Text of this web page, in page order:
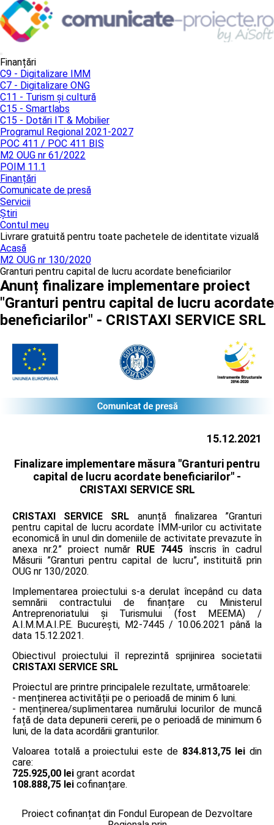
Finanțări
C9 - Digitalizare IMM
C7 - Digitalizare ONG
C11 - Turism și cultură
C15 - Smartlabs
C15 - Dotări IT & Mobilier
Programul Regional 2021-2027
POC 411 / POC 411 BIS
M2 OUG nr 61/2022
POIM 11.1
Finanțări
Comunicate de presă
Servicii
Știri
Contul meu
Livrare gratuită pentru toate pachetele de identitate vizuală
Acasă
M2 OUG nr 130/2020
Granturi pentru capital de lucru acordate beneficiarilor
Anunț finalizare implementare proiect
"Granturi pentru capital de lucru acordate
beneficiarilor" - CRISTAXI SERVICE SRL
15.12.2021
Finalizare implementare măsura "Granturi pentru
capital de lucru acordate beneficiarilor" -
CRISTAXI SERVICE SRL
CRISTAXI SERVICE SRL anunță finalizarea ”Granturi
pentru capital de lucru acordate IMM-urilor cu activitate
economică în unul din domeniile de activitate prevazute în
anexa nr.2” proiect număr RUE 7445înscris în cadrul
Măsurii ”Granturi pentru capital de lucru”, instituită prin
OUG nr 130/2020.
Implementarea proiectului s-a derulat începând cu data
semnării contractului de finanțare cu Ministerul
Antreprenoriatului și Turismului (fost MEEMA) /
A.I.M.M.A.I.P.E. București, M2-7445 / 10.06.2021 până la
data 15.12.2021.
Obiectivul proiectului îl reprezintă sprijinirea societatii
CRISTAXI SERVICE SRL
Proiectul are printre principalele rezultate, următoarele:
- menținerea activității pe o perioadă de minim 6 luni.
- menținerea/suplimentarea numărului locurilor de muncă
față de data depunerii cererii, pe o perioadă de minimum 6
luni, de la data acordării granturilor.
Valoarea totală a proiectului este de 834.813,75 lei din
care:
725.925,00 lei grant acordat
108.888,75 lei cofinanțare.
Proiect cofinanțat din Fondul European de Dezvoltare